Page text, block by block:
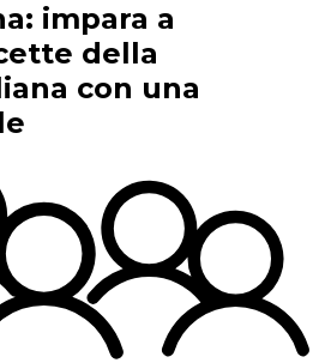
impara a
della
con una